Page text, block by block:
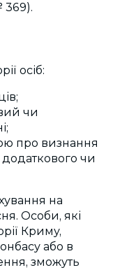
369).
осіб:
чи
про визнання
чи
на
Особи, які
Криму,
або в
зможуть